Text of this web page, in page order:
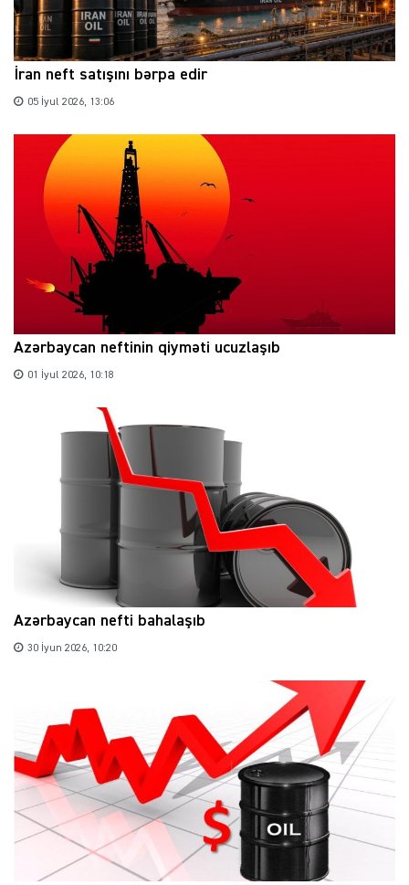
İran neft satışını bərpa edir
05 İyul 2026, 13:06
Azərbaycan neftinin qiyməti ucuzlaşıb
01 İyul 2026, 10:18
Azərbaycan nefti bahalaşıb
30 İyun 2026, 10:20